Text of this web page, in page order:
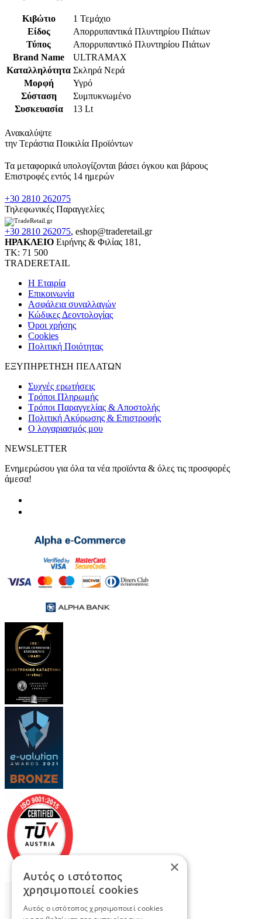
Κιβώτιο
1 Τεμάχιο
Είδος
Απορρυπαντικά Πλυντηρίου Πιάτων
Τύπος
Απορρυπαντικό Πλυντηρίου Πιάτων
Brand Name
ULTRAMAX
Καταλληλότητα Σκληρά Νερά
Μορφή
Υγρό
Σύσταση
Συμπυκνωμένο
Συσκευασία
13 Lt
Ανακαλύψτε
την Τεράστια Ποικιλία Προϊόντων
Τα μεταφορικά υπολογίζονται βάσει όγκου και βάρους
Επιστροφές εντός 14 ημερών
+30 2810 262075
Τηλεφωνικές Παραγγελίες
+30 2810 262075, eshop@traderetail.gr
ΗΡΑΚΛΕΙΟ Ειρήνης & Φιλίας 181,
ΤΚ: 71 500
TRADERETAIL
H Εταιρία
Eπικοινωνία
Ασφάλεια συναλλαγών
Κώδικες Δεοντολογίας
Όροι χρήσης
Cookies
Πολιτική Ποιότητας
ΕΞΥΠΗΡΕΤΗΣΗ ΠΕΛΑΤΩΝ
Συχνές ερωτήσεις
Τρόποι Πληρωμής
Τρόποι Παραγγελίας & Αποστολής
Πολιτική Ακύρωσης & Επιστροφής
Ο λογαριασμός μου
NEWSLETTER
Ενημερώσου για όλα τα νέα προϊόντα & όλες τις προσφορές
άμεσα!
×
Αυτός ο ιστότοπος
χρησιμοποιεί cookies
Αυτός ο ιστότοπος χρησιμοποιεί cookies